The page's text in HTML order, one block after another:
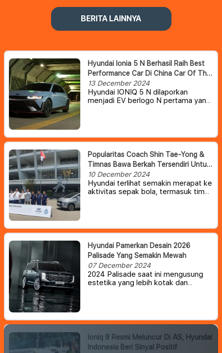
BERITA LAINNYA
Hyundai Ionia 5 N Berhasil Raih Best
Performance Car Di China Car Of The
Year Awards 2025.
13 December 2024
Hyundai IONIQ 5 N dilaporkan
menjadi EV berlogo N pertama yang
Popularitas Coach Shin Tae-Yong &
Timnas Bawa Berkah Tersendiri Untuk
Hyundai Indonesia
10 December 2024
Hyundai terlihat semakin merapat ke
aktivitas sepak bola, termasuk tim
membuat viral All New Hyundai
Santa Fe.
Hyundai Pamerkan Desain 2026
Palisade Yang Semakin Mewah
07 December 2024
2024 Palisade saat ini mengusung
estetika yang lebih kotak dan
wilayah yang lebih mewah.
Ioniq 9 Resmi Meluncur Di AS, Hyundai
Indonesia Beri Sinyal Positif